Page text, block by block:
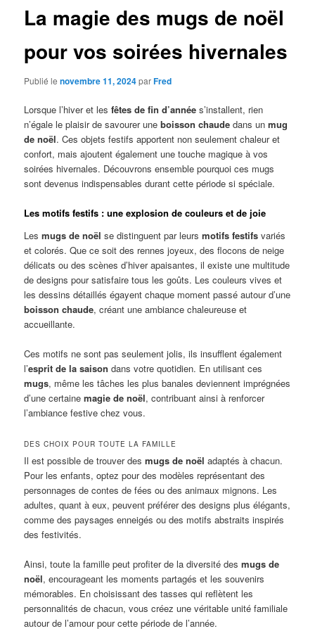
La magie des mugs de noël
pour vos soirées hivernales
Publié lenovembre 11, 2024parFred
Lorsque l’hiver et lesfêtes de fin d’année s’installent, rien
n’égale le plaisir de savourer uneboisson chaude dans unmug
de noël. Ces objets festifs apportent non seulement chaleur et
confort, mais ajoutent également une touche magique à vos
soirées hivernales. Découvrons ensemble pourquoi ces mugs
sont devenus indispensables durant cette période si spéciale.
Les motifs festifs : une explosion de couleurs et de joie
Lesmugs de noël se distinguent par leursmotifs festifs variés
et colorés. Que ce soit des rennes joyeux, des flocons de neige
délicats ou des scènes d’hiver apaisantes, il existe une multitude
de designs pour satisfaire tous les goûts. Les couleurs vives et
les dessins détaillés égayent chaque moment passé autour d’une
boisson chaude, créant une ambiance chaleureuse et
accueillante.
Ces motifs ne sont pas seulement jolis, ils insufflent également
l’esprit de la saison dans votre quotidien. En utilisant ces
mugs, même les tâches les plus banales deviennent imprégnées
d’une certainemagie de noël, contribuant ainsi à renforcer
l’ambiance festive chez vous.
DES CHOIX POUR TOUTE LA FAMILLE
Il est possible de trouver desmugs de noël adaptés à chacun.
Pour les enfants, optez pour des modèles représentant des
personnages de contes de fées ou des animaux mignons. Les
adultes, quant à eux, peuvent préférer des designs plus élégants,
comme des paysages enneigés ou des motifs abstraits inspirés
des festivités.
Ainsi, toute la famille peut profiter de la diversité desmugs de
noël, encourageant les moments partagés et les souvenirs
mémorables. En choisissant des tasses qui reflètent les
personnalités de chacun, vous créez une véritable unité familiale
autour de l’amour pour cette période de l’année.